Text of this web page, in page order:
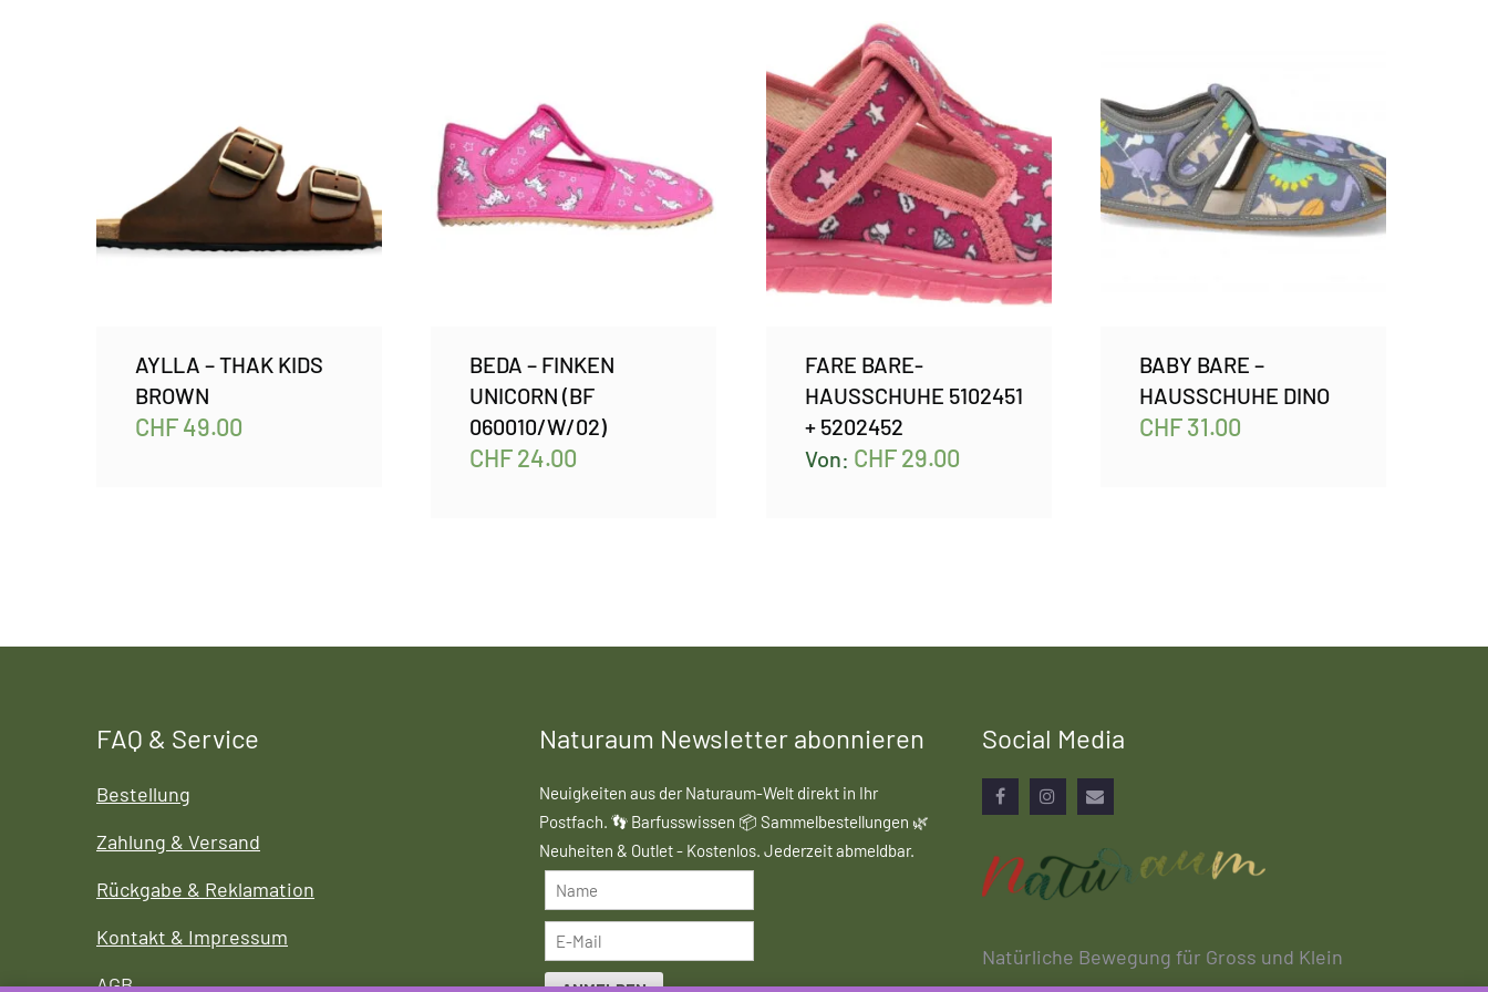
AYLLA – THAK KIDS
BROWN
CHF49.00
BEDA – FINKEN
UNICORN (BF
060010/W/02)
CHF24.00
FARE BARE-
HAUSSCHUHE 5102451
+ 5202452
Von: CHF29.00
BABY BARE –
HAUSSCHUHE DINO
CHF31.00
FAQ & Service
Bestellung
Zahlung & Versand
Rückgabe & Reklamation
Kontakt & Impressum
AGB
Naturaum Newsletter abonnieren
Neuigkeiten aus der Naturaum-Welt direkt in Ihr
Postfach. 👣 Barfusswissen 📦 Sammelbestellungen 🌿
Neuheiten & Outlet - Kostenlos. Jederzeit abmeldbar.
Social Media
Natürliche Bewegung für Gross und Klein